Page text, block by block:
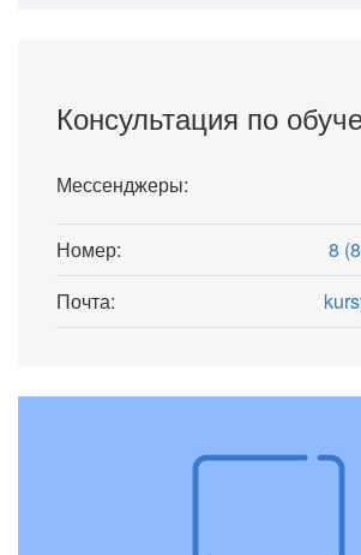
Консультация по
Мессенджеры:
Номер:
8
Почта: